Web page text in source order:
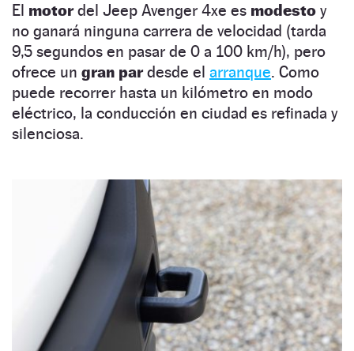
El motordel Jeep Avenger 4xe es modesto y
no ganará ninguna carrera de velocidad (tarda
9,5 segundos en pasar de 0 a 100 km/h), pero
ofrece un gran pardesde el arranque. Como
puede recorrer hasta un kilómetro en modo
eléctrico, la conducción en ciudad es refinada y
silenciosa.